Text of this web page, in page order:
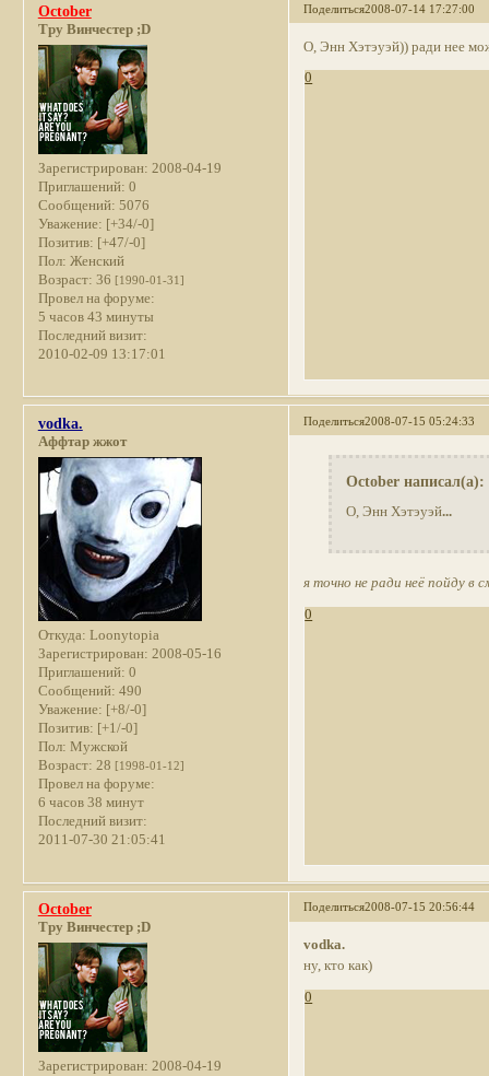
Поделиться2008-07-14 17:27:00
October
Тру Винчестер ;D
Зарегистрирован: 2008-04-19
Приглашений: 0
Сообщений: 5076
Уважение: [+34/-0]
Позитив: [+47/-0]
Пол: Женский
Возраст: 36 [1990-01-31]
Провел на форуме:
5 часов 43 минуты
Последний визит:
2010-02-09 13:17:01
О, Энн Хэтэуэй)) ради нее
0
Поделиться2008-07-15 05:24:33
vodka.
Аффтар жжот
Откуда: Loonytopia
Зарегистрирован: 2008-05-16
Приглашений: 0
Сообщений: 490
Уважение: [+8/-0]
Позитив: [+1/-0]
Пол: Мужской
Возраст: 28 [1998-01-12]
Провел на форуме:
6 часов 38 минут
Последний визит:
2011-07-30 21:05:41
October написал(а):
О, Энн Хэтэуэй...
я точно не ради неё пойду в
0
Поделиться2008-07-15 20:56:44
October
Тру Винчестер ;D
Зарегистрирован: 2008-04-19
vodka.
ну, кто как)
0